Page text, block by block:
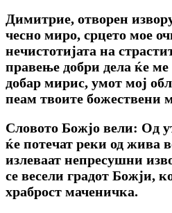
Димитрие, отворен
чесно миро, срцето мое
нечистотијата на
правење добри дела ќе
добар мирис, умот мој
пеам твоите божествени
Словото Божјо вели: Од
ќе потечат реки од жива
излеваат непресушни
се весели градот Божји,
храброст маченичка.